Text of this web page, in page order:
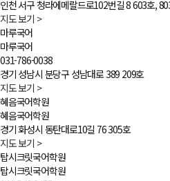
인천 서구 청라에메랄드로102번길 8 603호,
지도 보기 >
마루국어
마루국어
031-786-0038
경기 성남시 분당구 성남대로 389 209호
지도 보기 >
혜음국어학원
혜음국어학원
경기 화성시 동탄대로10길 76 305호
지도 보기 >
탑시크릿국어학원
탑시크릿국어학원